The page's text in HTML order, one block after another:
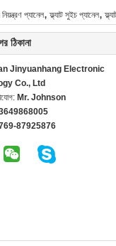
প্যানেল, ফ্ল্যাট সুইচ প্যানেল,
ঠিকানা
Jinyuanhang Electronic
Co., Ltd
Mr. Johnson
87925876